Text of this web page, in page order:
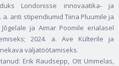
Londonisse innovaatika- ja
anti stipendiumid Tiina Pluumile ja
ja Aimar Poomile erialasel
2024. a. Ave Külterile ja
väljatöötamiseks.
Erik Raudsepp, Ott Ummelas,